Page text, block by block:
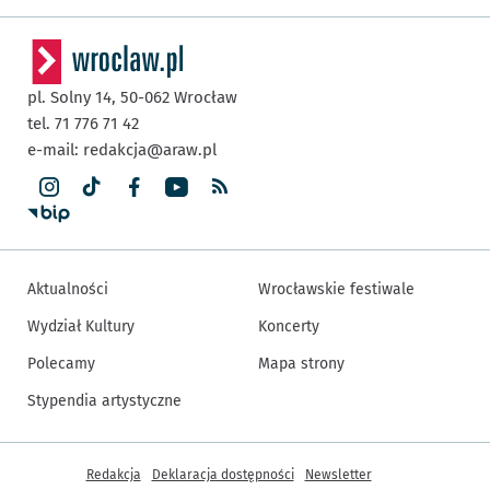
pl. Solny 14, 50-062 Wrocław
tel. 71 776 71 42
e-mail: redakcja@araw.pl
Aktualności
Wydział Kultury
Polecamy
Stypendia artystyczne
Wrocławskie festiwale
Koncerty
Mapa strony
Inne informacje
Redakcja Deklaracja dostępności Newsletter